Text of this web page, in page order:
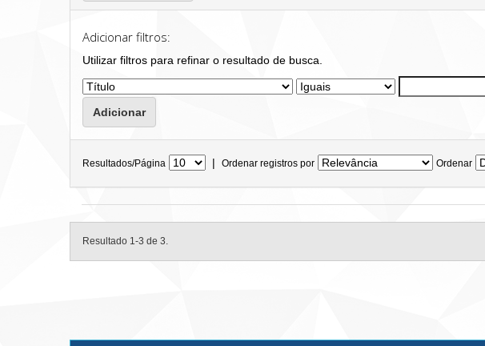
Adicionar filtros:
Utilizar filtros para refinar o resultado de busca.
Resultados/Página | Ordenar registros por Ordenar
Resultado 1-3 de 3.